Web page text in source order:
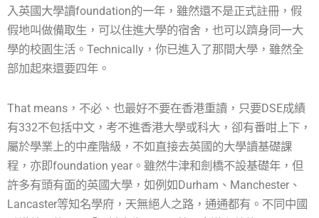
入英國大學讀foundation的一年，雖然還不是正式註冊，假
假地叫做備取生，可以住進大學的宿舍，也可以躋身同一大
學的校園生活。Technically，你已進入了那間大學，雖然全
部加起來還要四年。
That means，不必、也最好不要在香港重讀，只要DSE成績
有332不包括中文，考不進香港大學或科大，卻有番咁上下，
屬於學業上的中產階級，不如直接去英國的大學讀基礎課
程，亦即foundation year。雖然牛津和劍橋不設基礎年，但
許多有頭有面的英國大學，如例如Durham、Manchester、
Lancaster等知名學府，天無絕人之路，通通都有。不同中國